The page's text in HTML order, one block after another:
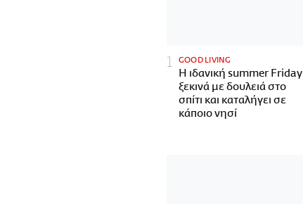
GOOD LIVING
Η ιδανική summer Friday
ξεκινά με δουλειά στο
σπίτι και καταλήγει σε
κάποιο νησί